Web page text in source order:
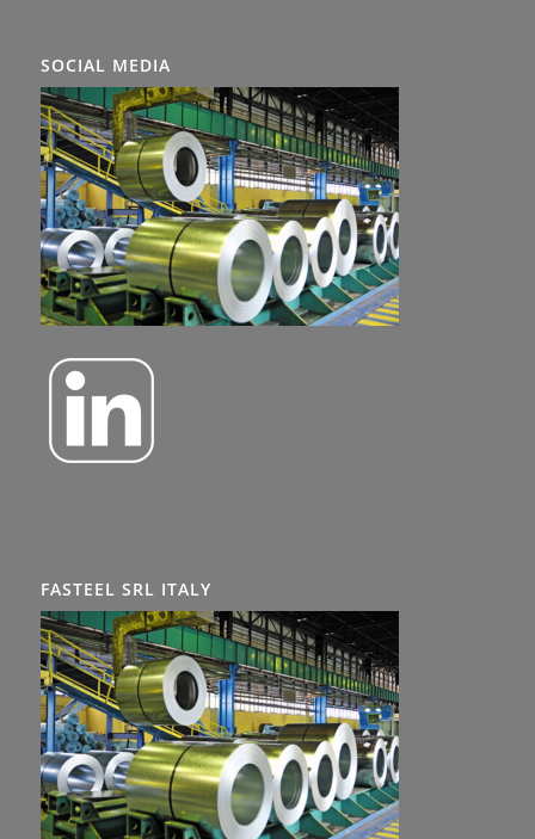
SOCIAL MEDIA
FASTEEL SRL ITALY